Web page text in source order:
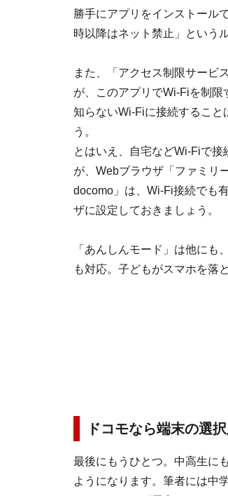
勝手にアプリをインストール
時以降はネット禁止」という
また、「アクセス制限サービ
が、このアプリでWi-Fiを制
知らないWi-Fiに接続すること
う。
とはいえ、自宅などWi-Fiで
が、Webブラウザ「ファミリ
docomo」は、Wi-Fi接続でも
ザに設定しておきましょう。
「あんしんモード」は他に
も対応。子どもがスマホを落
ドコモなら端末の選
最後にもうひとつ。中高生に
ようになります。筆者には中